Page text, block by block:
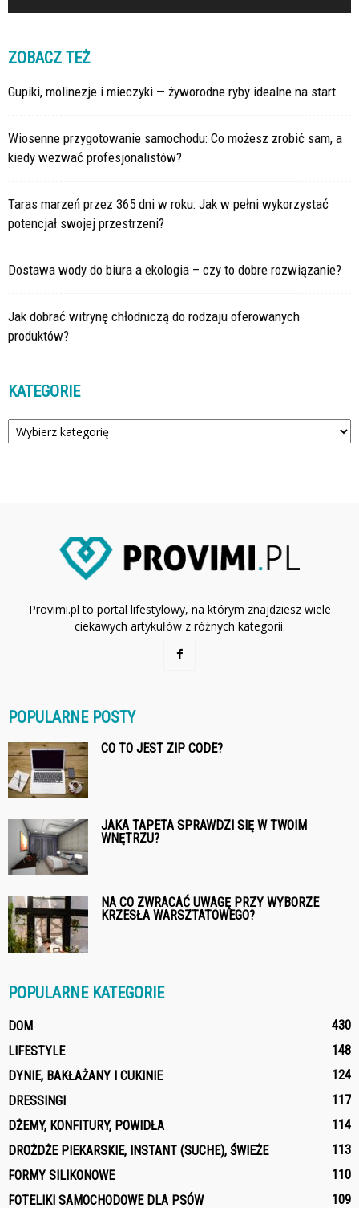
ZOBACZ TEŻ
Gupiki, molinezje i mieczyki — żyworodne ryby idealne na start
Wiosenne przygotowanie samochodu: Co możesz zrobić sam, a
kiedy wezwać profesjonalistów?
Taras marzeń przez 365 dni w roku: Jak w pełni wykorzystać
potencjał swojej przestrzeni?
Dostawa wody do biura a ekologia – czy to dobre rozwiązanie?
Jak dobrać witrynę chłodniczą do rodzaju oferowanych
produktów?
KATEGORIE
Kategorie
Provimi.pl to portal lifestylowy, na którym znajdziesz wiele
ciekawych artykułów z różnych kategorii.
POPULARNE POSTY
CO TO JEST ZIP CODE?
JAKA TAPETA SPRAWDZI SIĘ W TWOIM
WNĘTRZU?
NA CO ZWRACAĆ UWAGĘ PRZY WYBORZE
KRZESŁA WARSZTATOWEGO?
POPULARNE KATEGORIE
DOM
430
LIFESTYLE
148
DYNIE, BAKŁAŻANY I CUKINIE
124
DRESSINGI
117
DŻEMY, KONFITURY, POWIDŁA
114
DROŻDŻE PIEKARSKIE, INSTANT (SUCHE), ŚWIEŻE
113
FORMY SILIKONOWE
110
FOTELIKI SAMOCHODOWE DLA PSÓW
109